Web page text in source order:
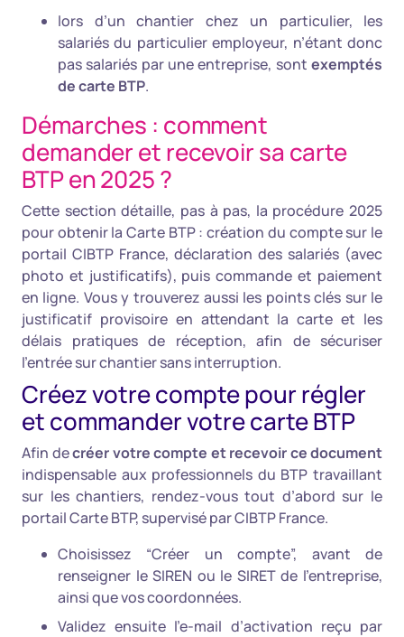
lors d’un chantier chez un particulier, les
salariés du particulier employeur, n’étant donc
pas salariés par une entreprise, sont exemptés
de carte BTP.
Démarches : comment
demander et recevoir sa carte
BTP en 2025 ?
Cette section détaille, pas à pas, la procédure 2025
pour obtenir la Carte BTP : création du compte sur le
portail CIBTP France, déclaration des salariés (avec
photo et justificatifs), puis commande et paiement
en ligne. Vous y trouverez aussi les points clés sur le
justificatif provisoire en attendant la carte et les
délais pratiques de réception, afin de sécuriser
l’entrée sur chantier sans interruption.
Créez votre compte pour régler
et commander votre carte BTP
Afin decréer votre compte et recevoir ce document
indispensable aux professionnels du BTP travaillant
sur les chantiers, rendez-vous tout d’abord sur le
portail Carte BTP, supervisé par CIBTP France.
Choisissez “Créer un compte”, avant de
renseigner le SIREN ou le SIRET de l’entreprise,
ainsi que vos coordonnées.
Validez ensuite l’e-mail d’activation reçu par